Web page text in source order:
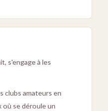
s'engage à les
clubs amateurs en
où se déroule un